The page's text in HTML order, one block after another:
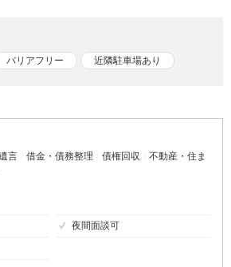
バリアフリー 近隣駐車場あり
言 借金・債務整理 債権回収
不動産・住ま
夜間面談可